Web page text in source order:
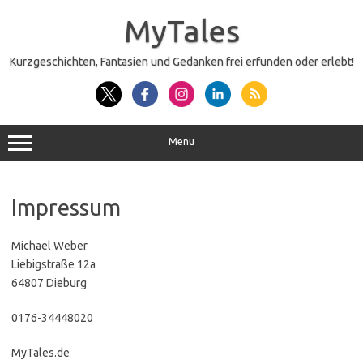
MyTales
Kurzgeschichten, Fantasien und Gedanken frei erfunden oder erlebt!
Menu
Impressum
Michael Weber
Liebigstraße 12a
64807 Dieburg
0176-34448020
MyTales.de